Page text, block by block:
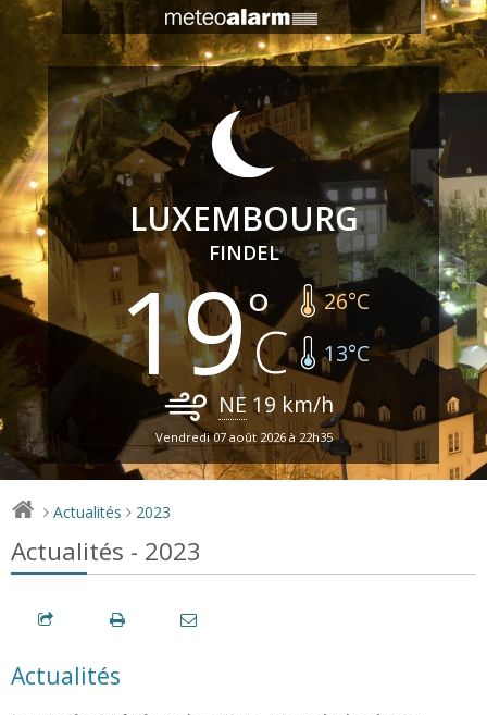
LUXEMBOURG
FINDEL
19 26°C
13°C
NE 19 km/h
Vendredi 07 août 2026 à 22h35
> Actualités > 2023
Actualités - 2023
Actualités